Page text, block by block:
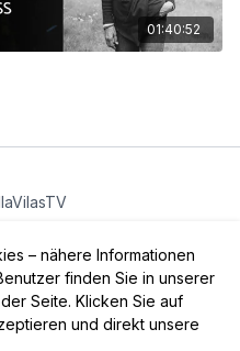
– nähere Informationen
finden Sie in unserer
Seite. Klicken Sie auf
und direkt unsere
01:40:52
->